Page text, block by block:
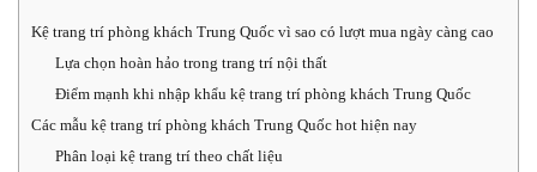
Kệ trang trí phòng khách Trung Quốc vì sao có lượt mua ngày càng cao
Lựa chọn hoàn hảo trong trang trí nội thất
Điểm mạnh khi nhập khẩu kệ trang trí phòng khách Trung Quốc
Các mẫu kệ trang trí phòng khách Trung Quốc hot hiện nay
Phân loại kệ trang trí theo chất liệu